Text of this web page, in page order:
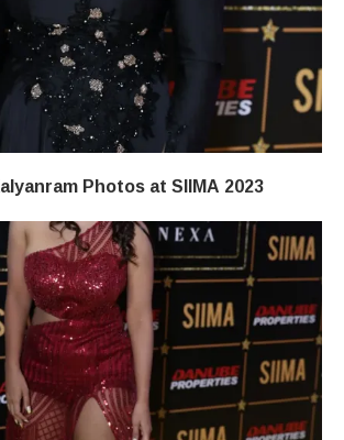
Photos at SIIMA 2023